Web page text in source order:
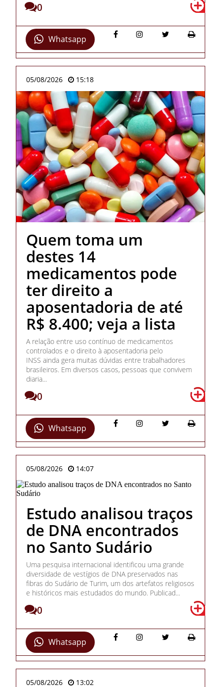
0
Whatsapp
05/08/2026 15:18
Quem toma um
destes 14
medicamentos pode
ter direito a
aposentadoria de até
R$ 8.400; veja a lista
A relação entre uso contínuo de medicamentos
controlados e o direito à aposentadoria pelo
INSS ainda gera muitas dúvidas entre trabalhadores
brasileiros. Em diversos casos, pessoas que convivem
diaria...
0
Whatsapp
05/08/2026 14:07
Estudo analisou traços
de DNA encontrados
no Santo Sudário
Uma pesquisa internacional identificou uma grande
diversidade de vestígios de DNA preservados nas
fibras do Sudário de Turim, um dos artefatos religiosos
e históricos mais estudados do mundo. Publicad...
0
Whatsapp
05/08/2026 13:02